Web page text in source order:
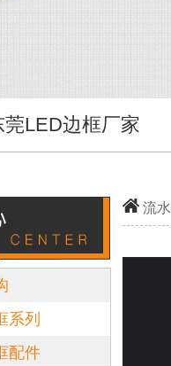
莞LED边框厂家
系列
配件
流